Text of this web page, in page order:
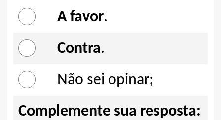
A favor.
Contra.
Não sei opinar;
Complemente sua resposta: